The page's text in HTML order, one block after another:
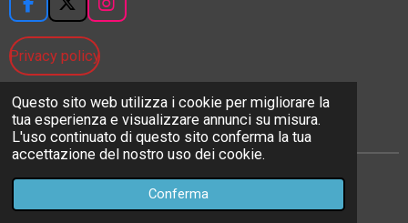
Questo sito web utilizza i cookie per migliorare la
tua esperienza e visualizzare annunci su misura.
L'uso continuato di questo sito conferma la tua
accettazione del nostro uso dei cookie.
Conferma
F
a
c
e
b
o
o
k
X
I
n
a
g
r
a
m
Privacy policy
cookie